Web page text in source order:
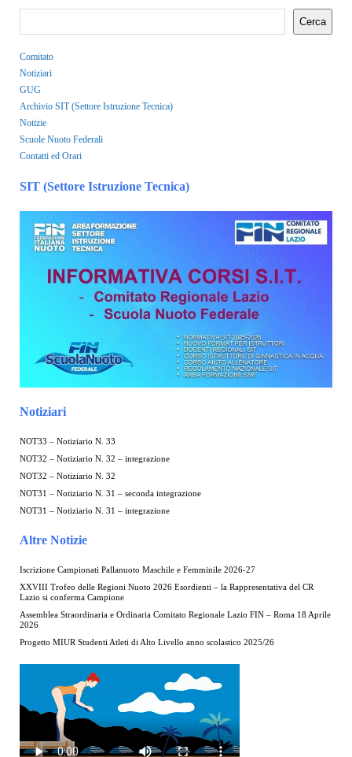
Cerca
Comitato
Notiziari
GUG
Archivio SIT (Settore Istruzione Tecnica)
Notizie
Scuole Nuoto Federali
Contatti ed Orari
SIT (Settore Istruzione Tecnica)
Notiziari
NOT33 – Notiziario N. 33
NOT32 – Notiziario N. 32 – integrazione
NOT32 – Notiziario N. 32
NOT31 – Notiziario N. 31 – seconda integrazione
NOT31 – Notiziario N. 31 – integrazione
Altre Notizie
Iscrizione Campionati Pallanuoto Maschile e Femminile 2026-27
XXVIII Trofeo delle Regioni Nuoto 2026 Esordienti – la Rappresentativa del CR
Lazio si conferma Campione
Assemblea Straordinaria e Ordinaria Comitato Regionale Lazio FIN – Roma 18 Aprile
2026
Progetto MIUR Studenti Atleti di Alto Livello anno scolastico 2025/26